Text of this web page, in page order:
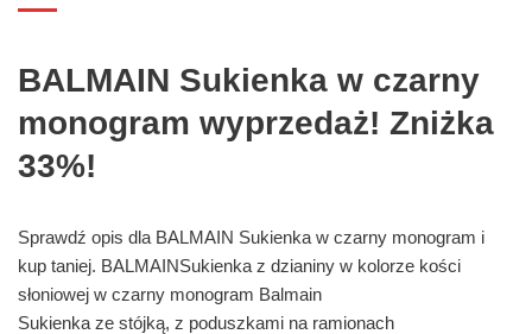
BALMAIN Sukienka w czarny
monogram wyprzedaż! Zniżka
33%!
Sprawdź opis dla BALMAIN Sukienka w czarny monogram i
kup taniej. BALMAINSukienka z dzianiny w kolorze kości
słoniowej w czarny monogram Balmain
Sukienka ze stójką, z poduszkami na ramionach